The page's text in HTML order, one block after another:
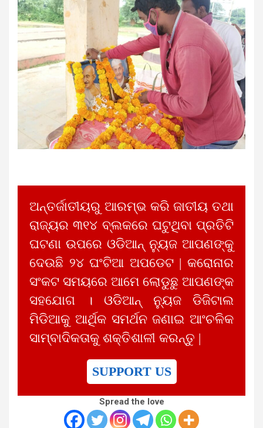
ଅନ୍ତର୍ଜାତୀୟରୁ ଆରମ୍ଭ କରି ଜାତୀୟ ତଥା
ରାଜ୍ୟର ୩୧୪ ବ୍ଲକରେ ଘଟୁଥିବା ପ୍ରତିଟି
ଘଟଣା ଉପରେ ଓଡିଆନ୍ ନ୍ୟୁଜ ଆପଣଙ୍କୁ
ଦେଉଛି ୨୪ ଘଂଟିଆ ଅପଡେଟ | କରୋନାର
ସଂକଟ ସମୟରେ ଆମେ ଲୋଡୁଛୁ ଆପଣଙ୍କ
ସହଯୋଗ । ଓଡିଆନ୍ ନ୍ୟୁଜ ଡିଜିଟାଲ
ମିଡିଆକୁ ଆର୍ଥିକ ସମର୍ଥନ ଜଣାଇ ଆଂଚଳିକ
ସାମ୍ବାଦିକତାକୁ ଶକ୍ତିଶାଳୀ କରନ୍ତୁ |
SUPPORT US
Spread the love